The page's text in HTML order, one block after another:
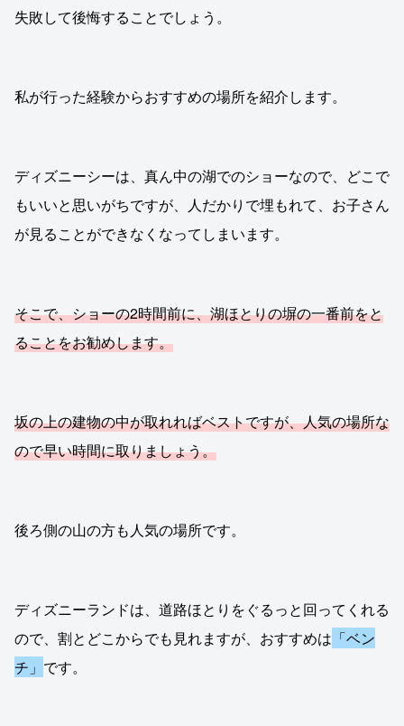
失敗して後悔することでしょう。
私が行った経験からおすすめの場所を紹介します。
ディズニーシーは、真ん中の湖でのショーなので、どこで
もいいと思いがちですが、人だかりで埋もれて、お子さん
が見ることができなくなってしまいます。
そこで、ショーの2時間前に、湖ほとりの塀の一番前をと
ることをお勧めします。
坂の上の建物の中が取れればベストですが、人気の場所な
ので早い時間に取りましょう。
後ろ側の山の方も人気の場所です。
ディズニーランドは、道路ほとりをぐるっと回ってくれる
ので、割とどこからでも見れますが、おすすめは 「ベン
チ」 です。